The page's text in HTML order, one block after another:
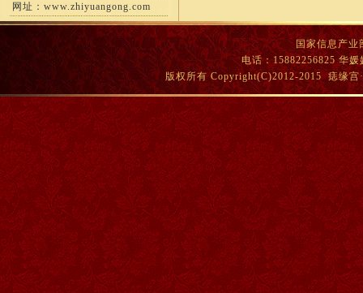
网址： www.zhiyuangong.com
国家信息产业
电话：15882256825 华
版权所有 Copyright(C)2012-2015 痣缘宫